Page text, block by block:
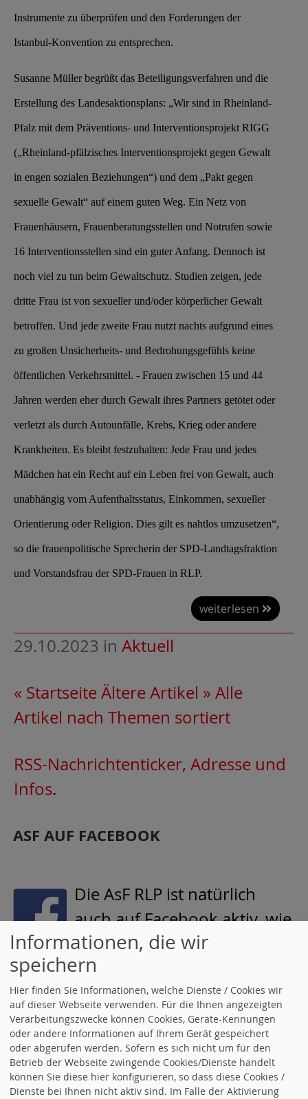
Instrumente zu überprüfen und den Forderungen der
Istanbul-Konvention zu entsprechen.
Susanne Müller begrüßt das Beteiligungsverfahren und die
Erstellung des Landesaktionsplans: „Wir sind in Rheinland-
Pfalz mit dem Präventions- und Interventionsprojekt RIGG
(„Rheinland-pfälzisches Interventionsprojekt gegen Gewalt
in engen sozialen Beziehungen“) und dem „Pakt gegen
sexuelle Gewalt“ auf einem guten Weg. Ein Netz von
Frauenhäusern, Frauenberatungsstellen und Notrufen sowie
16 Interventionsstellen sind ein guter Anfang. Dennoch ist
noch viel zu tun beim Gewaltschutz. Studien zeigen, jede
dritte Frau ist von sexueller und/oder körperlicher Gewalt
betroffen. Und jede zweite Frau nutzt nachts aufgrund eines
zu großen Unsicherheits- und Bedrohungsgefühls keine
öffentlichen Verkehrsmittel. - Frauen zwischen 15 und 44
Jahren werden eher durch Gewalt ihres Partners getötet oder
verletzt als durch Autounfälle, Krebs, Krieg oder andere
Krankheiten. Es bleibt festzuhalten: Jede Frau und jedes
Mädchen hat ein Recht auf ein Leben frei von Gewalt, auch
unabhängig vom Aufenthaltsstatus, Einkommen, sexueller
Orientierung oder Religion. Dies gilt es nahtlos umzusetzen“,
so die frauenpolitische Sprecherin der SPD-Landtagsfraktion
und Vorstandsfrau der SPD-Frauen in RLP.
weiterlesen
29.10.2023 in Aktuell
« StartseiteÄltere Artikel » Alle
Artikel nach Themen sortiert
RSS-Nachrichtenticker, Adresse und
Infos.
ASF AUF FACEBOOK
Die AsF RLP ist natürlich
auch auf Facebook aktiv, wie
viele von euch auch. Zudem
gibt es nun ja auch das Netzwerk der
aktiven Frauen in der SPD RLP, ein
Forum für Diskussionen, Austausch
und vieles mehr. Und das gibt es
jetzt auch auf Facebook!
Informationen, die wir
speichern
Hier finden Sie Informationen, welche Dienste / Cookies wir
auf dieser Webseite verwenden. Für die Ihnen angezeigten
Verarbeitungszwecke können Cookies, Geräte-Kennungen
oder andere Informationen auf Ihrem Gerät gespeichert
oder abgerufen werden. Sofern es sich nicht um für den
Betrieb der Webseite zwingende Cookies/Dienste handelt
können Sie diese hier konfigurieren, so dass diese Cookies /
Dienste bei Ihnen nicht aktiv sind. Im Falle der Aktivierung